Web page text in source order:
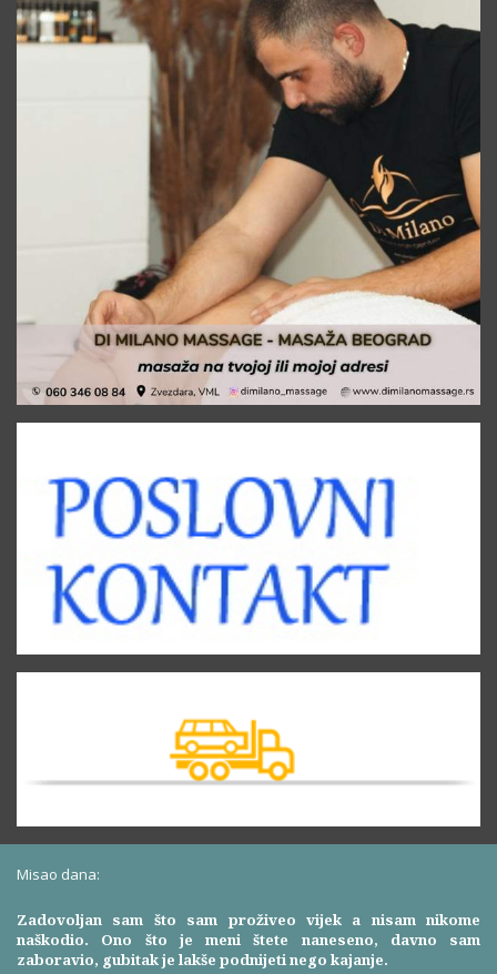
Misao dana:
Zadovoljan sam što sam proživeo vijek a nisam nikome
naškodio. Ono što je meni štete naneseno, davno sam
zaboravio, gubitak je lakše podnijeti nego kajanje.